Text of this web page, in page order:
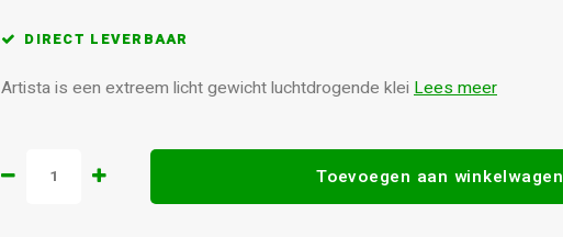
DIRECT LEVERBAAR
Artista is een extreem licht gewicht luchtdrogende klei Lees meer
Toevoegen aan winkelwagen